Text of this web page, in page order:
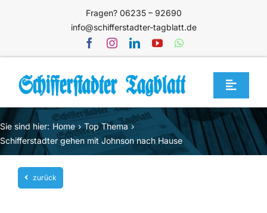
Fragen? 06235 – 92690
info@schifferstadter-tagblatt.de
Toggle
Home
Themen
Blog
Unternehmen
Sie sind hier: Home
Top Thema
Schifferstadter gehen mit Johnson nach Hause
zurück